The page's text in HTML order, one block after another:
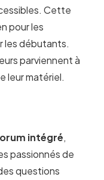
Cette
pour les
les débutants.
parviennent à
leur matériel.
intégré,
passionnés de
questions